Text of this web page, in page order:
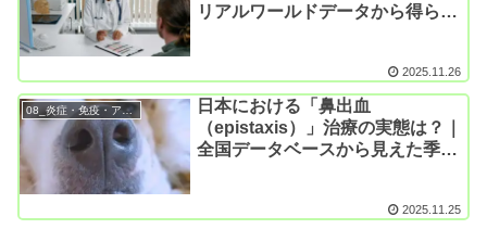
リアルワールドデータから得られ
2025.11.26
08_炎症・免疫・アレルギー系
日本における「鼻出血
（epistaxis）」治療の実態は？｜
全国データベースから見えた季節
2025.11.25